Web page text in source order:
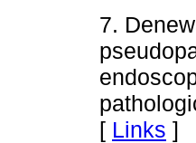
7.
[ Links ]